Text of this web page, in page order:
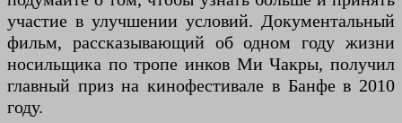
участие в улучшении условий. Документальный
фильм, рассказывающий об одном году жизни
носильщика по тропе инков Ми Чакры, получил
главный приз на кинофестивале в Банфе в 2010
году.